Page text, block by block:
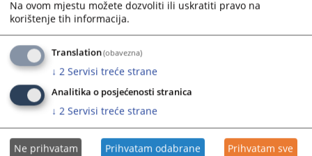
to
get
the
keyboard
shortcuts
for
changing
to
get
keyboard
shortcuts
for
dates.
Na ovom mjestu možete dozvoliti ili uskratiti pravo na
korištenje tih informacija.
Translation(obavezna)
↓ 2 Servisi treće strane
Analitika o posjećenosti stranica
↓ 2 Servisi treće strane
Ne prihvatam Prihvatam odabrane Prihvatam sve